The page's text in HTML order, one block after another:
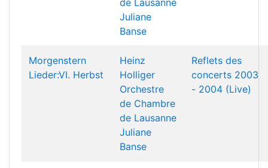
de Lausanne
Juliane
Banse
Morgenstern
Lieder:VI. Herbst
Heinz
Holliger
Orchestre
de Chambre
de Lausanne
Juliane
Banse
Reflets des
concerts 2003
- 2004 (Live)